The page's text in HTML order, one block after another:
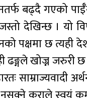
बढ्दै गएको
देखिन्छ ।
पक्षमा छ त्यही
खोज्न जरुरी छ